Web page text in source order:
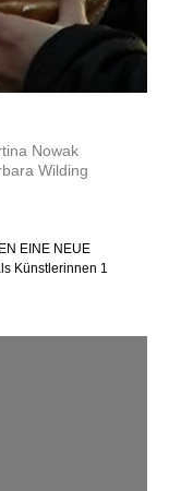
Nowak
Wilding
EINE NEUE
Künstlerinnen 1